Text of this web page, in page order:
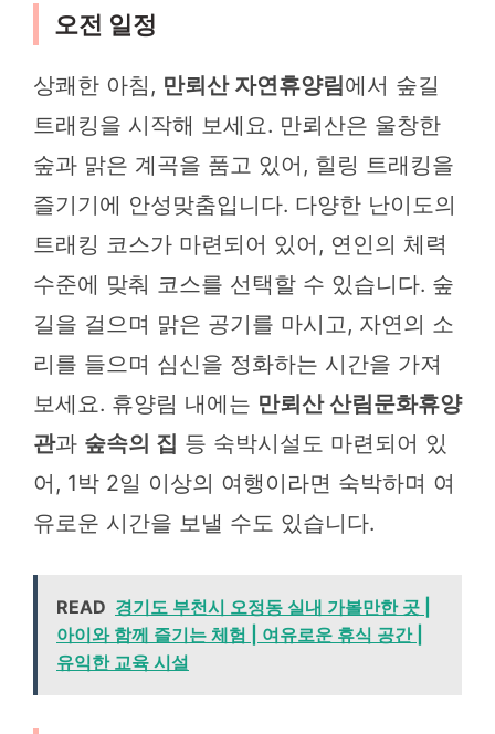
오전 일정
상쾌한 아침, 만뢰산 자연휴양림에서 숲길
트래킹을 시작해 보세요. 만뢰산은 울창한
숲과 맑은 계곡을 품고 있어, 힐링 트래킹을
즐기기에 안성맞춤입니다. 다양한 난이도의
트래킹 코스가 마련되어 있어, 연인의 체력
수준에 맞춰 코스를 선택할 수 있습니다. 숲
길을 걸으며 맑은 공기를 마시고, 자연의 소
리를 들으며 심신을 정화하는 시간을 가져
보세요. 휴양림 내에는 만뢰산 산림문화휴양
관과 숲속의 집 등 숙박시설도 마련되어 있
어, 1박 2일 이상의 여행이라면 숙박하며 여
유로운 시간을 보낼 수도 있습니다.
READ 경기도 부천시 오정동 실내 가볼만한 곳 |
아이와 함께 즐기는 체험 | 여유로운 휴식 공간 |
유익한 교육 시설